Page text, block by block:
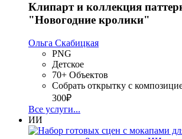
Клипарт и коллекция
"Новогодние кролики"
Ольга Скабицкая
PNG
Детское
70+ Объектов
Собрать открытку с
300₽
Все услуги...
ИИ